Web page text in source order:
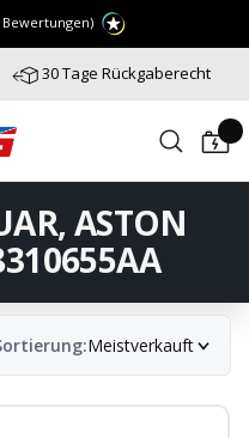
Bewertungen)
30 Tage Rückgaberecht
ASTON
Meistverkauft